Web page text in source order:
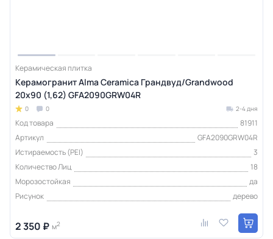
Керамическая плитка
Керамогранит Alma Ceramica Грандвуд/Grandwood
20х90 (1,62) GFA2090GRW04R
0 0 2-4 дня
Код товара
81911
Артикул
GFA2090GRW04R
Истираемость (PEI)
3
Количество Лиц
18
Морозостойкая
да
Рисунок
дерево
2 350 ₽ м2